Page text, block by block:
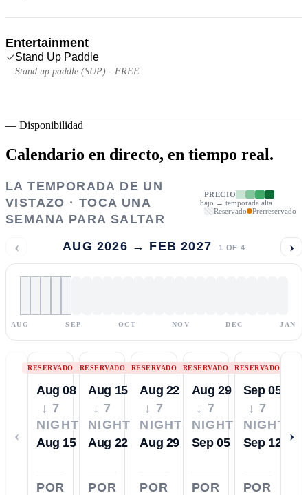
Entertainment
Stand Up Paddle
Stand up paddle (SUP) - FREE
— Disponibilidad
Calendario en directo, en tiempo real.
LA TEMPORADA DE UN
VISTAZO · TOCA UNA
SEMANA PARA SALTAR
PRECIO
bajo → temporada alta
Reservado
Prerreservado
‹ AUG 2026 → FEB 2027 1 OF 4 ›
AUG SEP OCT NOV DEC JAN
‹
RESERVADO
Aug 08
↓ 7
NIGHTS
Aug 15
POR
RESERVADO
Aug 15
↓ 7
NIGHTS
Aug 22
POR
RESERVADO
Aug 22
↓ 7
NIGHTS
Aug 29
POR
RESERVADO
Aug 29
↓ 7
NIGHTS
Sep 05
POR
RESERVADO
Sep 05
↓ 7
NIGHTS
Sep 12
POR
›